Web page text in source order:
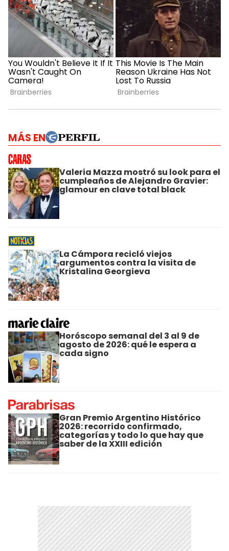
MÁS EN
Valeria Mazza mostró su look para el
cumpleaños de Alejandro Gravier:
glamour en clave total black
La Cámpora recicló viejos
argumentos contra la visita de
Kristalina Georgieva
Horóscopo semanal del 3 al 9 de
agosto de 2026: qué le espera a
cada signo
Gran Premio Argentino Histórico
2026: recorrido confirmado,
categorías y todo lo que hay que
saber de la XXIII edición